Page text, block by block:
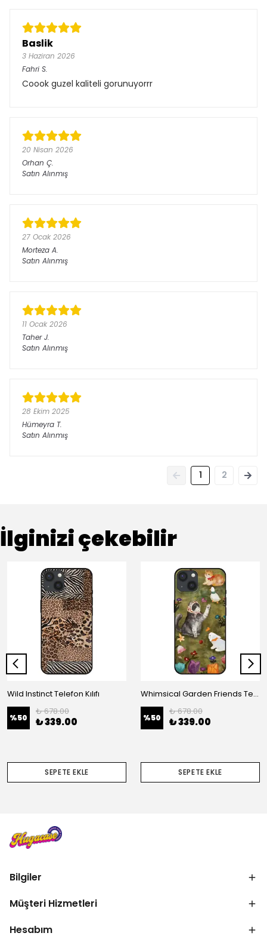
Baslik
3 Haziran 2026
Fahri S.
Coook guzel kaliteli gorunuyorrr
20 Nisan 2026
Orhan Ç.
Satın Alınmış
27 Ocak 2026
Morteza A.
Satın Alınmış
11 Ocak 2026
Taher J.
Satın Alınmış
28 Ekim 2025
Hümeyra T.
Satın Alınmış
1 2
İlginizi çekebilir
Wild Instinct Telefon Kılıfı
%50
₺ 678.00
₺ 339.00
SEPETE EKLE
Whimsical Garden Friends Telefon Kılıfı
%50
₺ 678.00
₺ 339.00
SEPETE EKLE
Bilgiler
Müşteri Hizmetleri
Hesabım